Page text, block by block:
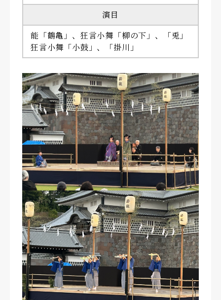
演目
能「鶴亀」、狂言小舞「柳の下」、「兎」
狂言小舞「小鼓」、「掛川」